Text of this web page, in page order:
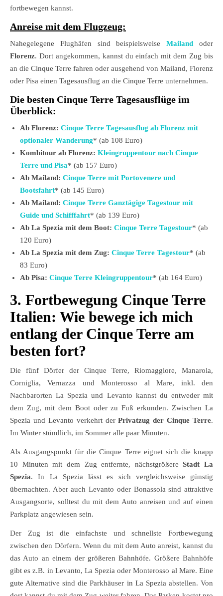
fortbewegen kannst.
Anreise mit dem Flugzeug:
Nahegelegene Flughäfen sind beispielsweiseMailand oder
Florenz. Dort angekommen, kannst du einfach mit dem Zug bis
an die Cinque Terre fahren oder ausgehend von Mailand, Florenz
oder Pisa einen Tagesausflug an die Cinque Terre unternehmen.
Die besten Cinque Terre Tagesausflüge im
Überblick:
Ab Florenz: Cinque Terre Tagesausflug ab Florenz mit
optionaler Wanderung* (ab 108 Euro)
Kombitour ab Florenz: Kleingruppentour nach Cinque
Terre und Pisa* (ab 157 Euro)
Ab Mailand: Cinque Terre mit Portovenere und
Bootsfahrt* (ab 145 Euro)
Ab Mailand: Cinque Terre Ganztägige Tagestour mit
Guide und Schifffahrt* (ab 139 Euro)
Ab La Spezia mit dem Boot: Cinque Terre Tagestour* (ab
120 Euro)
Ab La Spezia mit dem Zug: Cinque Terre Tagestour* (ab
83 Euro)
Ab Pisa: Cinque Terre Kleingruppentour* (ab 164 Euro)
3. Fortbewegung Cinque Terre
Italien: Wie bewege ich mich
entlang der Cinque Terre am
besten fort?
Die fünf Dörfer der Cinque Terre, Riomaggiore, Manarola,
Corniglia, Vernazza und Monterosso al Mare, inkl. den
Nachbarorten La Spezia und Levanto kannst du entweder mit
dem Zug, mit dem Boot oder zu Fuß erkunden. Zwischen La
Spezia und Levanto verkehrt derPrivatzug der Cinque Terre.
Im Winter stündlich, im Sommer alle paar Minuten.
Als Ausgangspunkt für die Cinque Terre eignet sich die knapp
10 Minuten mit dem Zug entfernte, nächstgrößereStadt La
Spezia. In La Spezia lässt es sich vergleichsweise günstig
übernachten. Aber auch Levanto oder Bonassola sind attraktive
Ausgangsorte, solltest du mit dem Auto anreisen und auf einen
Parkplatz angewiesen sein.
Der Zug ist die einfachste und schnellste Fortbewegung
zwischen den Dörfern. Wenn du mit dem Auto anreist, kannst du
das Auto an einem der größeren Bahnhöfe. Größere Bahnhöfe
gibt es z.B. in Levanto, La Spezia oder Monterosso al Mare. Eine
gute Alternative sind die Parkhäuser in La Spezia abstellen. Von